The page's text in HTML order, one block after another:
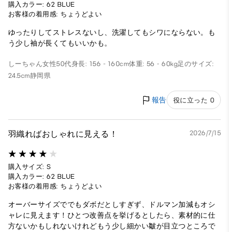
購入カラー: 62 BLUE
お客様の着用感: ちょうどよい
ゆったりしてストレスないし、洗濯してもシワにならない。も
う少し袖が長くてもいいかも。
しーちゃん女性50代身長: 156 - 160cm体重: 56 - 60kg足のサイズ:
24.5cm静岡県
報告 役に立った 0
羽織ればおしゃれに見える！ 2026/7/15
購入サイズ: S
購入カラー: 62 BLUE
お客様の着用感: ちょうどよい
オーバーサイズででもダボだとしすぎず、ドルマン加減もオシ
ャレに見えます！ひとつ改善点を挙げるとしたら、素材的に仕
方ないかもしれないけれどもう少し細かい皺が目立つところで